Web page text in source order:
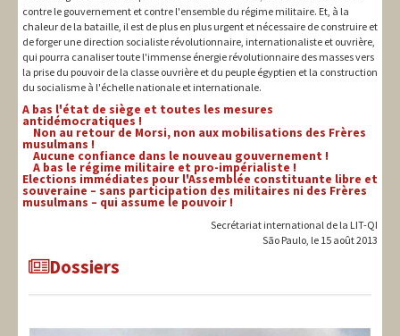
contre le gouvernement et contre l'ensemble du régime militaire. Et, à la
chaleur de la bataille, il est de plus en plus urgent et nécessaire de construire et
de forger une direction socialiste révolutionnaire, internationaliste et ouvrière,
qui pourra canaliser toute l'immense énergie révolutionnaire des masses vers
la prise du pouvoir de la classe ouvrière et du peuple égyptien et la construction
du socialisme à l'échelle nationale et internationale.
A bas l'état de siège et toutes les mesures
antidémocratiques !
Non au retour de Morsi, non aux mobilisations des Frères
musulmans !
Aucune confiance dans le nouveau gouvernement !
A bas le régime militaire et pro-impérialiste !
Elections immédiates pour l'Assemblée constituante libre et
souveraine – sans participation des militaires ni des Frères
musulmans – qui assume le pouvoir !
Secrétariat international de la LIT-QI
São Paulo, le 15 août 2013
Dossiers